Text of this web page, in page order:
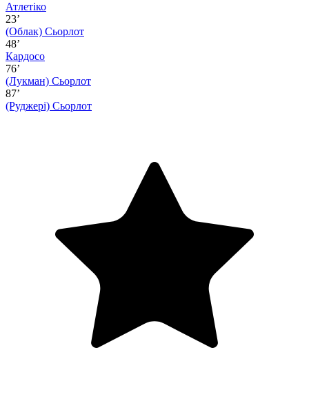
Атлетіко
23’
(Облак) Сьорлот
48’
Кардосо
76’
(Лукман) Сьорлот
87’
(Руджері) Сьорлот